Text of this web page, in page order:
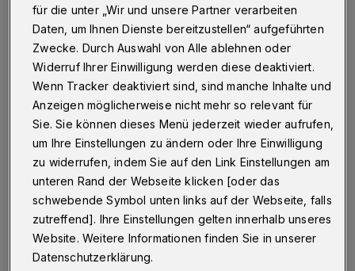
mit dem Zug zur angekündigten Zeit in
angemessener Weise zum gewünschten Ort zu
kommen. Praktisch sieht das dann etwa so
aus: "Der um bereits 20 Minuten verspätete
und verkürzte RE 7 um 8.30 Uhr ist in Solingen
und Opladen bereits so voll, dass viele
Passagiere gar nicht mehr einsteigen können",
beschreibt Glumm die Situation am 21. Januar.
Ein Kollege von ihm, der direkt an der Tür
stand und daher am Bahnhof aussteigen
musste, um andere Passagiere aussteigen zu
für die unter „Wir und unsere Partner verarbeiten
Daten, um Ihnen Dienste bereitzustellen“ aufgeführten
Zwecke. Durch Auswahl von Alle ablehnen oder
Widerruf Ihrer Einwilligung werden diese deaktiviert.
Wenn Tracker deaktiviert sind, sind manche Inhalte und
Anzeigen möglicherweise nicht mehr so relevant für
Sie. Sie können dieses Menü jederzeit wieder aufrufen,
um Ihre Einstellungen zu ändern oder Ihre Einwilligung
zu widerrufen, indem Sie auf den Link Einstellungen am
unteren Rand der Webseite klicken [oder das
schwebende Symbol unten links auf der Webseite, falls
zutreffend]. Ihre Einstellungen gelten innerhalb unseres
Website. Weitere Informationen finden Sie in unserer
Datenschutzerklärung.